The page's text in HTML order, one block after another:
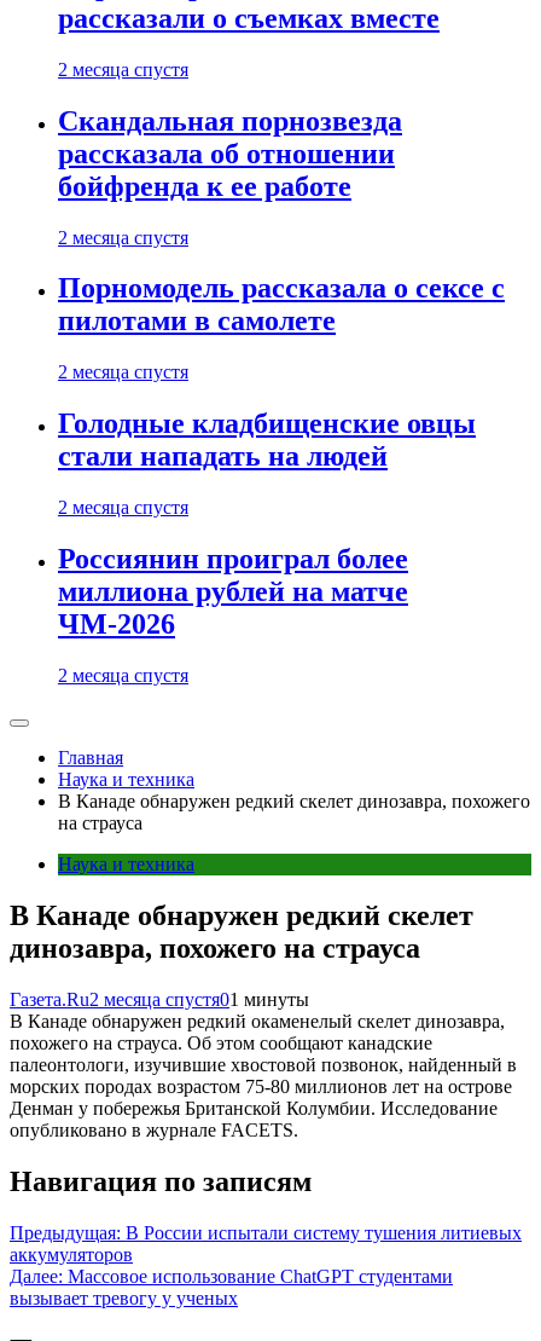
рассказали о съемках вместе
2 месяца спустя
Скандальная порнозвезда
рассказала об отношении
бойфренда к ее работе
2 месяца спустя
Порномодель рассказала о сексе с
пилотами в самолете
2 месяца спустя
Голодные кладбищенские овцы
стали нападать на людей
2 месяца спустя
Россиянин проиграл более
миллиона рублей на матче
ЧМ-2026
2 месяца спустя
Главная
Наука и техника
В Канаде обнаружен редкий скелет динозавра, похожего
на страуса
Наука и техника
В Канаде обнаружен редкий скелет
динозавра, похожего на страуса
Газета.Ru2 месяца спустя01 минуты
В Канаде обнаружен редкий окаменелый скелет динозавра,
похожего на страуса. Об этом сообщают канадские
палеонтологи, изучившие хвостовой позвонок, найденный в
морских породах возрастом 75-80 миллионов лет на острове
Денман у побережья Британской Колумбии. Исследование
опубликовано в журнале FACETS.
Навигация по записям
Предыдущая: В России испытали систему тушения литиевых
аккумуляторов
Далее: Массовое использование ChatGPT студентами
вызывает тревогу у ученых